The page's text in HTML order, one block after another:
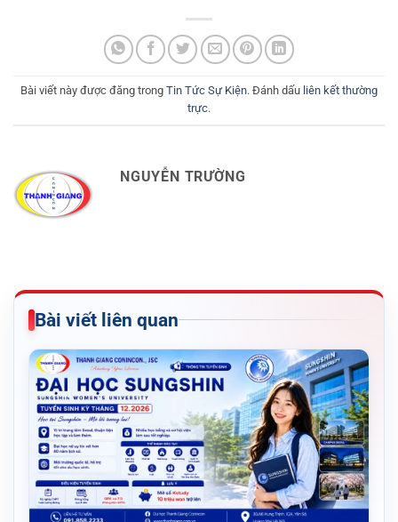
Bài viết này được đăng trong Tin Tức Sự Kiện. Đánh dấu liên kết thường
trực.
NGUYỄN TRƯỜNG
Bài viết liên quan